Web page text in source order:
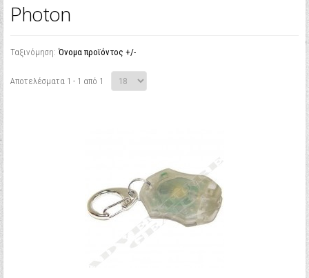
Photon
Ταξινόμηση: Όνομα προϊόντος +/-
Αποτελέσματα 1 - 1 από 1